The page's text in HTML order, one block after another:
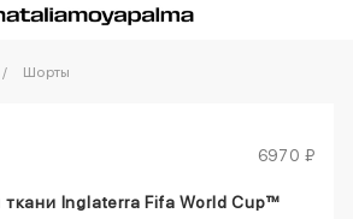
Шорты
6970 ₽
Inglaterra Fifa World Cup™